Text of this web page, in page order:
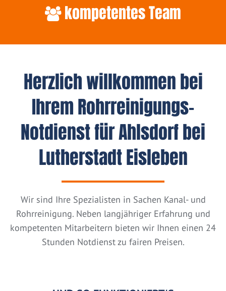
kompetentes Team
Herzlich willkommen bei
Ihrem Rohrreinigungs-
Notdienst für Ahlsdorf bei
Lutherstadt Eisleben
Wir sind Ihre Spezialisten in Sachen Kanal- und
Rohrreinigung. Neben langjähriger Erfahrung und
kompetenten Mitarbeitern bieten wir Ihnen einen 24
Stunden Notdienst zu fairen Preisen.